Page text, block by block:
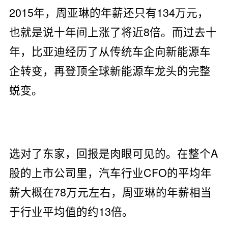
2015年，周亚琳的年薪还只有134万元，
也就是说十年间上涨了将近8倍。而过去十
年，比亚迪经历了从传统车企向新能源车
企转变，再登顶全球新能源车龙头的完整
蜕变。
选对了东家，回报是肉眼可见的。在整个A
股的上市公司里，汽车行业CFO的平均年
薪大概在78万元左右，周亚琳的年薪相当
于行业平均值的约13倍。